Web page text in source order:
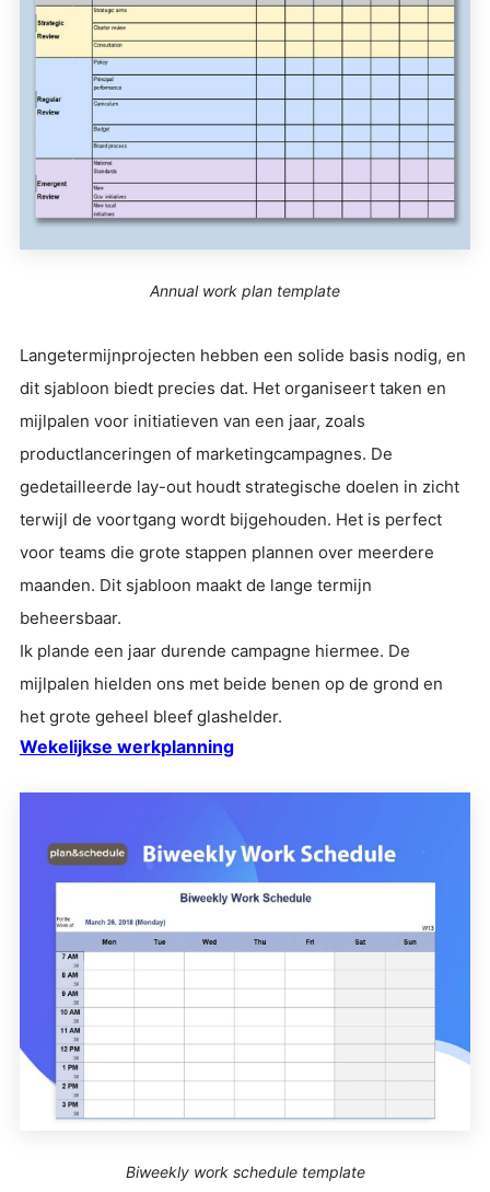
Annual work plan template
Langetermijnprojecten hebben een solide basis nodig, en
dit sjabloon biedt precies dat. Het organiseert taken en
mijlpalen voor initiatieven van een jaar, zoals
productlanceringen of marketingcampagnes. De
gedetailleerde lay-out houdt strategische doelen in zicht
terwijl de voortgang wordt bijgehouden. Het is perfect
voor teams die grote stappen plannen over meerdere
maanden. Dit sjabloon maakt de lange termijn
beheersbaar.
Ik plande een jaar durende campagne hiermee. De
mijlpalen hielden ons met beide benen op de grond en
het grote geheel bleef glashelder.
Wekelijkse werkplanning
Biweekly work schedule template